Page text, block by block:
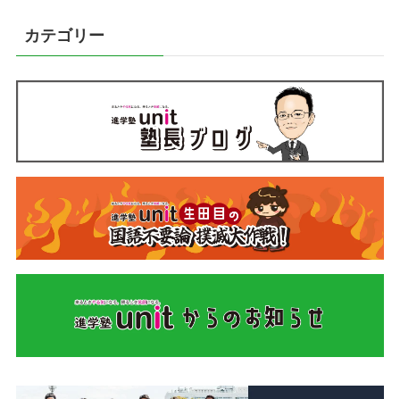
カテゴリー